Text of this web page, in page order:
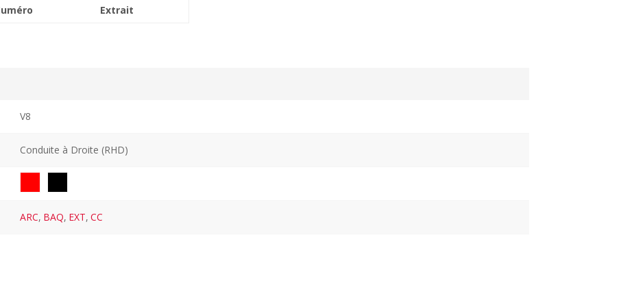
Extrait
V8
Conduite à Droite (RHD)
ARC, BAQ, EXT, CC